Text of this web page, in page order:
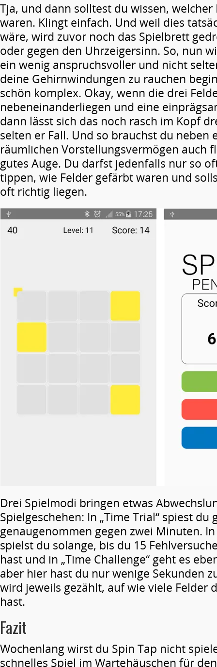
Tja, und dann solltest du wissen,
waren. Klingt einfach. Und weil dies
wäre, wird zuvor noch das Spielbrett
oder gegen den Uhrzeigersinn. So, nun
ein wenig anspruchsvoller und nicht
deine Gehirnwindungen zu rauchen
schön komplex. Okay, wenn die drei
nebeneinanderliegen und eine
dann lässt sich das noch rasch im Kopf
selten er Fall. Und so brauchst du neben
räumlichen Vorstellungsvermögen auch
gutes Auge. Du darfst jedenfalls nur so
tippen, wie Felder gefärbt waren und
oft richtig liegen.
Drei Spielmodi bringen etwas
Spielgeschehen: In „Time Trial“ spiest du
genaugenommen gegen zwei Minuten. In
spielst du solange, bis du 15
hast und in „Time Challenge“ geht es
aber hier hast du nur wenige Sekunden
wird jeweils gezählt, auf wie viele Felder
hast.
Fazit
Wochenlang wirst du Spin Tap nicht
schnelles Spiel im Wartehäuschen für